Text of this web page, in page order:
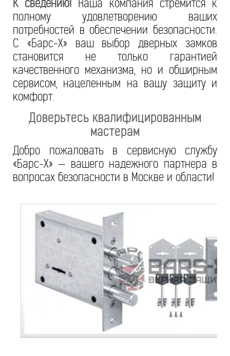
К сведению! Наша компания стремится к
полному удовлетворению ваших
потребностей в обеспечении безопасности.
С «Барс-Х» ваш выбор дверных замков
становится не только гарантией
качественного механизма, но и обширным
сервисом, нацеленным на вашу защиту и
комфорт.
Доверьтесь квалифицированным
мастерам
Добро пожаловать в сервисную службу
«Барс-Х» — вашего надежного партнера в
вопросах безопасности в Москве и области!